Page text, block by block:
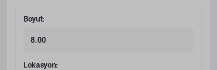
Boyut:
8.00
Lokasyon: